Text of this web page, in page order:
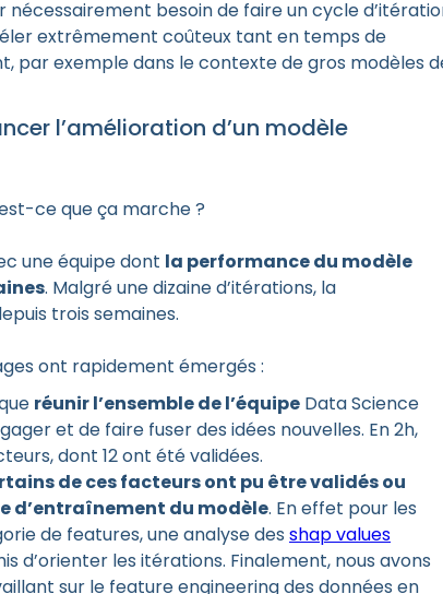
besoin de faire un cycle
extrêmement coûteux tant en temps de
par exemple dans le contexte de gros modèles
l’amélioration d’un modèle
ce que ça marche ?
une équipe dont la performance du modèle
. Malgré une dizaine d’itérations, la
trois semaines.
ont rapidement émergés :
réunir l’ensemble de l’équipe Data Science
et de faire fuser des idées nouvelles. En 2h,
dont 12 ont été validées.
de ces facteurs ont pu être validés ou
d’entraînement du modèle. En effet pour les
de features, une analyse des shap values
d’orienter les itérations. Finalement, nous avons
sur le feature engineering des données en